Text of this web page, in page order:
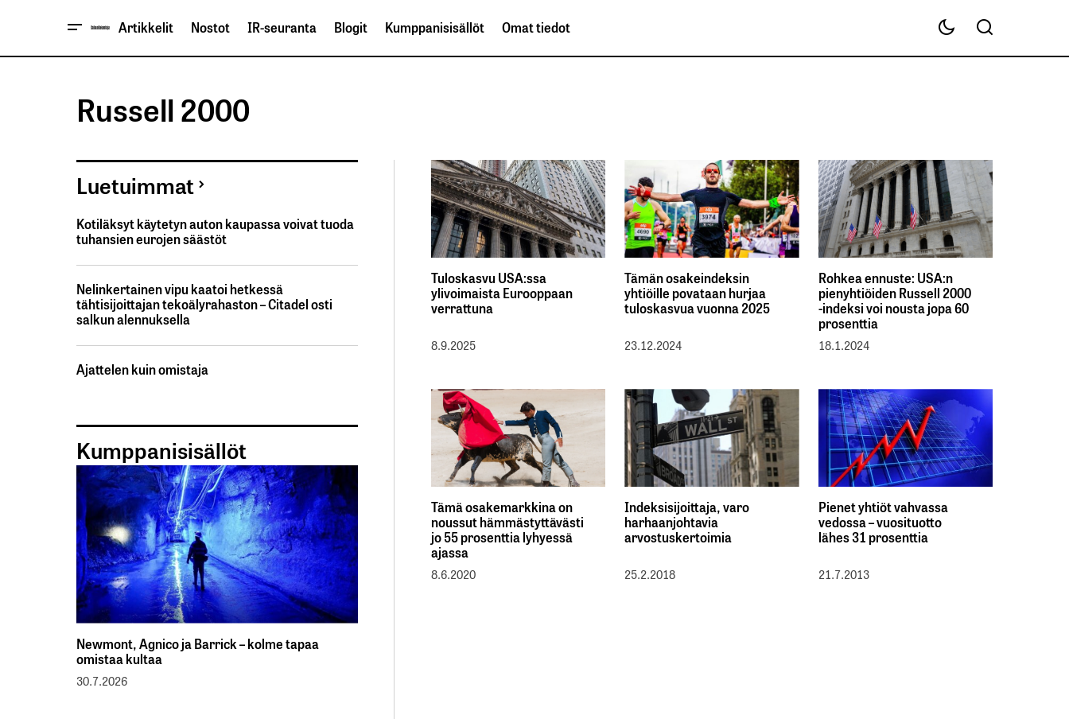
Artikkelit Nostot IR-seuranta Blogit Kumppanisisällöt Omat tiedot
Russell 2000
Tuloskasvu USA:ssa
ylivoimaista Eurooppaan
verrattuna
8.9.2025
Tämän osakeindeksin
yhtiöille povataan hurjaa
tuloskasvua vuonna 2025
23.12.2024
Rohkea ennuste: USA:n
pienyhtiöiden Russell 2000
-indeksi voi nousta jopa 60
prosenttia
18.1.2024
Tämä osakemarkkina on
noussut hämmästyttävästi
jo 55 prosenttia lyhyessä
ajassa
8.6.2020
Indeksisijoittaja, varo
harhaanjohtavia
arvostuskertoimia
25.2.2018
Pienet yhtiöt vahvassa
vedossa – vuosituotto
lähes 31 prosenttia
21.7.2013
Luetuimmat
Kotiläksyt käytetyn auton kaupassa voivat tuoda
tuhansien eurojen säästöt
Nelinkertainen vipu kaatoi hetkessä
tähtisijoittajan tekoälyrahaston – Citadel osti
salkun alennuksella
Ajattelen kuin omistaja
Kumppanisisällöt
Newmont, Agnico ja Barrick – kolme tapaa
omistaa kultaa
30.7.2026